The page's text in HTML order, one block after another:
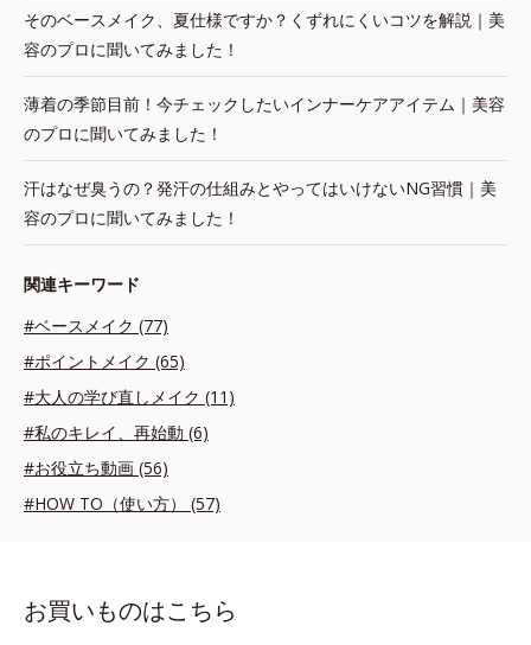
そのベースメイク、夏仕様ですか？くずれにくいコツを解説｜美
容のプロに聞いてみました！
薄着の季節目前！今チェックしたいインナーケアアイテム｜美容
のプロに聞いてみました！
汗はなぜ臭うの？発汗の仕組みとやってはいけないNG習慣｜美
容のプロに聞いてみました！
関連キーワード
#ベースメイク (77)
#ポイントメイク (65)
#大人の学び直しメイク (11)
#私のキレイ、再始動 (6)
#お役立ち動画 (56)
#HOW TO（使い方） (57)
お買いものはこちら